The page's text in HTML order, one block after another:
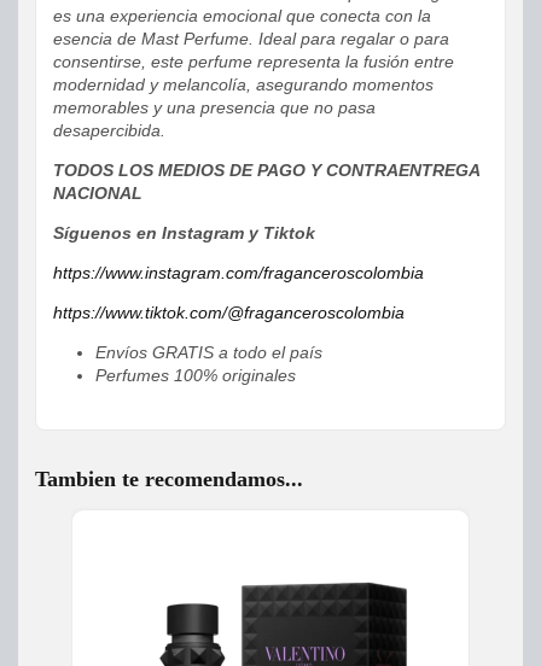
es una experiencia emocional que conecta con la
esencia de Mast Perfume. Ideal para regalar o para
consentirse, este perfume representa la fusión entre
modernidad y melancolía, asegurando momentos
memorables y una presencia que no pasa
desapercibida.
TODOS LOS MEDIOS DE PAGO Y CONTRAENTREGA
NACIONAL
Síguenos en Instagram y Tiktok
https://www.instagram.com/fraganceroscolombia
https://www.tiktok.com/@fraganceroscolombia
Envíos GRATIS a todo el país
Perfumes 100% originales
Tambien te recomendamos...